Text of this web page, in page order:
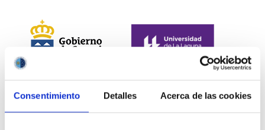
Consentimiento Detalles Acerca de las cookies